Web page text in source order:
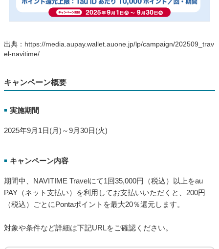
出典：https://media.aupay.wallet.auone.jp/lp/campaign/202509_trav
el-navitime/
キャンペーン概要
■ 実施期間
2025年9月1日(月)～9月30日(火)
■ キャンペーン内容
期間中、NAVITIME Travelにて1回35,000円（税込）以上をau
PAY（ネット支払い）を利用してお支払いいただくと、200円
（税込）ごとにPontaポイントを最大20％還元します。
対象や条件など詳細は下記URLをご確認ください。